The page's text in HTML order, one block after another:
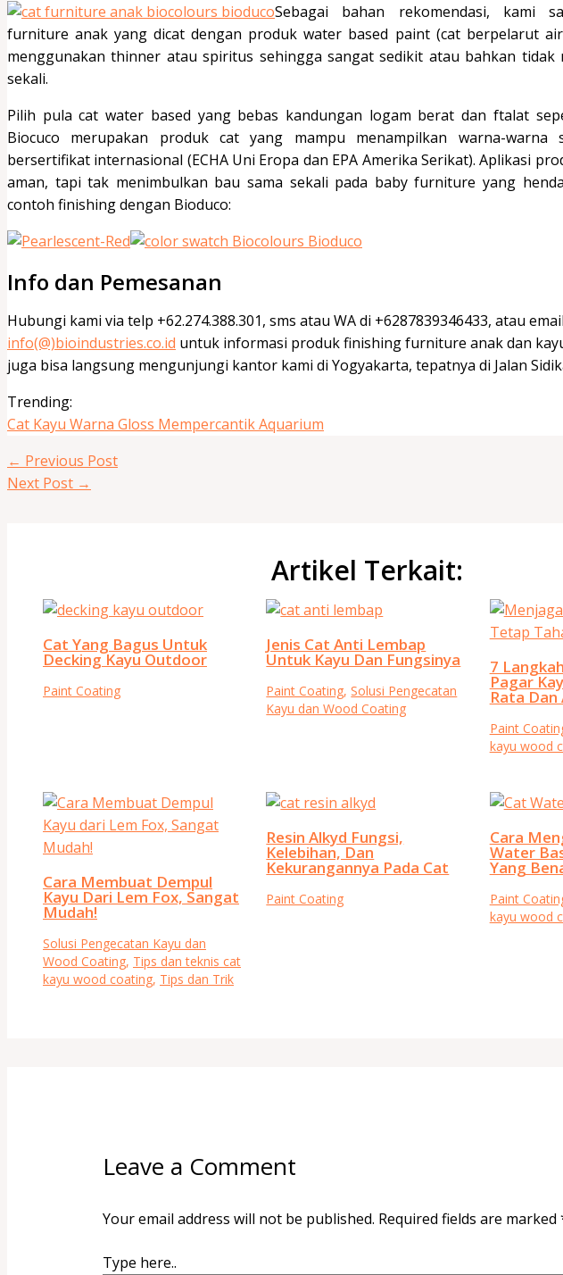
Sebagai bahan rekomendasi, kami
furniture anak yang dicat dengan produk water based paint (cat berpelarut
menggunakan thinner atau spiritus sehingga sangat sedikit atau bahkan tidak
sekali.
Pilih pula cat water based yang bebas kandungan logam berat dan ftalat
Biocuco merupakan produk cat yang mampu menampilkan warna-warna
bersertifikat internasional (ECHA Uni Eropa dan EPA Amerika Serikat). Aplikasi
aman, tapi tak menimbulkan bau sama sekali pada baby furniture yang
contoh finishing dengan Bioduco:
Info dan Pemesanan
Hubungi kami via telp +62.274.388.301, sms atau WA di +6287839346433, atau email
info(@)bioindustries.co.id untuk informasi produk finishing furniture anak dan
juga bisa langsung mengunjungi kantor kami di Yogyakarta, tepatnya di Jalan
Trending:
Cat Kayu Warna Gloss Mempercantik Aquarium
← Previous Post
Next Post →
Artikel Terkait:
Cat Yang Bagus Untuk
Decking Kayu Outdoor
Paint Coating
Jenis Cat Anti Lembap
Untuk Kayu Dan Fungsinya
Paint Coating,Solusi Pengecatan
Kayu dan Wood Coating
7
Pagar
Rata
Paint
kayu wood
Cara Membuat Dempul
Kayu Dari Lem Fox, Sangat
Mudah!
Solusi Pengecatan Kayu dan
Wood Coating, Tips dan teknis cat
kayu wood coating, Tips dan Trik
Resin Alkyd Fungsi,
Kelebihan, Dan
Kekurangannya Pada Cat
Paint Coating
Cara
Water
Yang
Paint
kayu wood
Leave a Comment
Your email address will not be published. Required fields are marked
Type here..